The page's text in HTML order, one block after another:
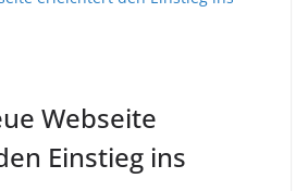
Webseite
Einstieg ins